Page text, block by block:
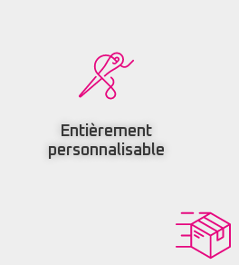
Entièrement
personnalisable